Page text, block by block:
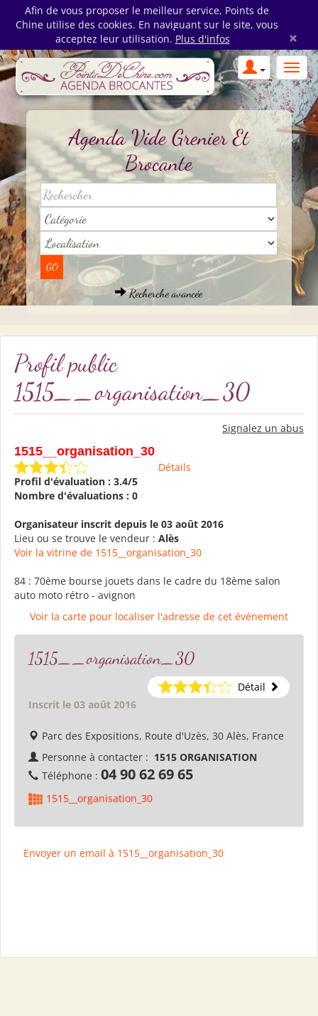
Afin de vous proposer le meilleur service, Points de
Chine utilise des cookies. En naviguant sur le site, vous
acceptez leur utilisation. Plus d'infos ×
Agenda Vide Grenier Et
Brocante
Recherche avancée
Profil public
1515__organisation_30
Signalez un abus
1515__organisation_30
Détails
Profil d'évaluation : 3.4/5
Nombre d'évaluations : 0
Organisateur inscrit depuis le 03 août 2016
Lieu ou se trouve le vendeur : Alès
Voir la vitrine de 1515__organisation_30
84 : 70ème bourse jouets dans le cadre du 18ème salon
auto moto rétro - avignon
Voir la carte pour localiser l'adresse de cet événement
1515__organisation_30
Détail
Inscrit le 03 août 2016
Parc des Expositions, Route d'Uzès, 30 Alès, France
Personne à contacter : 1515 ORGANISATION
Téléphone : 04 90 62 69 65
1515__organisation_30
Envoyer un email à 1515__organisation_30